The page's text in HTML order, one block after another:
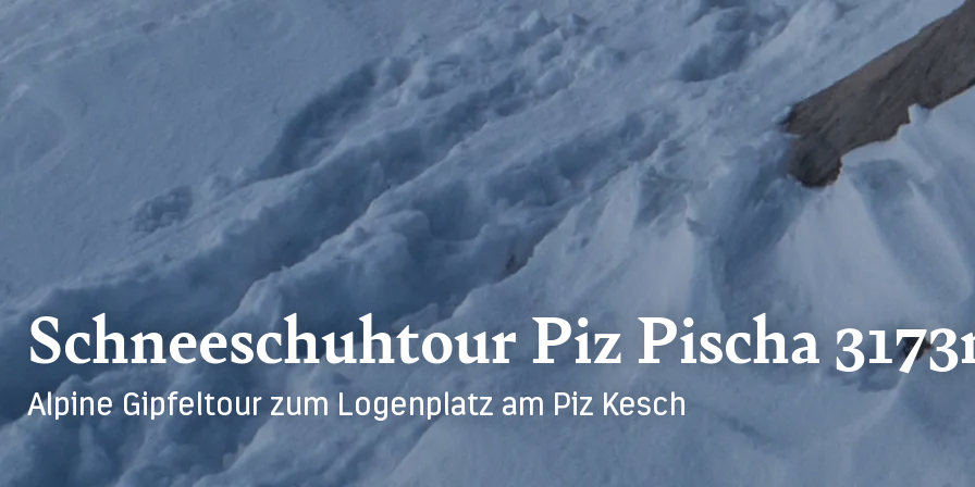
Schneeschuhtour Piz Pischa
Alpine Gipfeltour zum Logenplatz am Piz Kesch